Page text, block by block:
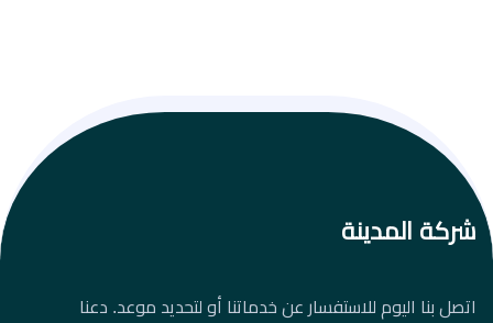
شركة المدينة
اتصل بنا اليوم للاستفسار عن خدماتنا أو لتحديد موعد. دعنا